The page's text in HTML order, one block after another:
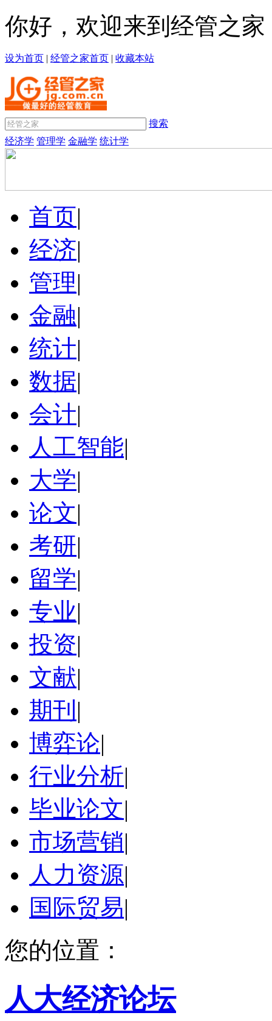
你好，欢迎来到经管之家
设为首页 | 经管之家首页 | 收藏本站
搜索
经济学 管理学 金融学 统计学
首页|
经济|
管理|
金融|
统计|
数据|
会计|
人工智能|
大学|
论文|
考研|
留学|
专业|
投资|
文献|
期刊 |
博弈论|
行业分析|
毕业论文|
市场营销|
人力资源|
国际贸易|
您的位置：
人大经济论坛